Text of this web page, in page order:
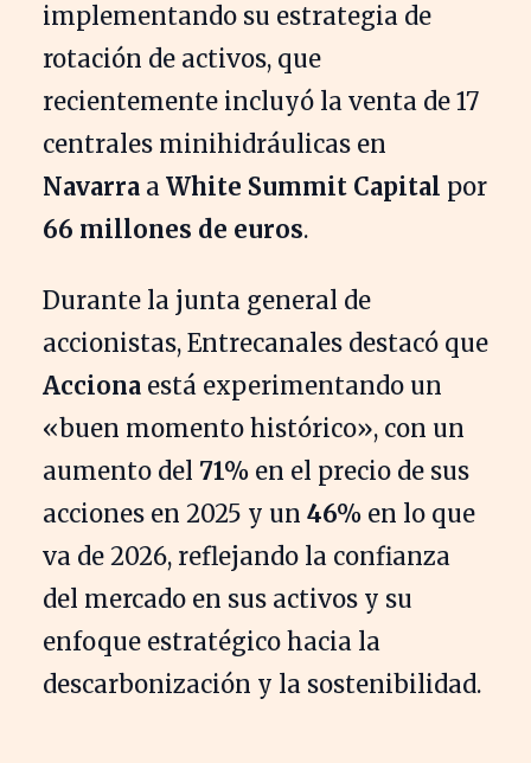
implementando su estrategia de
rotación de activos, que
recientemente incluyó la venta de 17
centrales minihidráulicas en
Navarra a White Summit Capital por
66 millones de euros.
Durante la junta general de
accionistas, Entrecanales destacó que
Acciona está experimentando un
«buen momento histórico», con un
aumento del 71% en el precio de sus
acciones en 2025 y un 46% en lo que
va de 2026, reflejando la confianza
del mercado en sus activos y su
enfoque estratégico hacia la
descarbonización y la sostenibilidad.